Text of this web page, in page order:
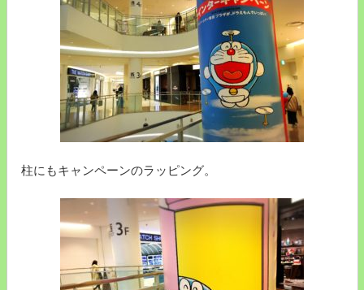
柱にもキャンペーンのラッピング。